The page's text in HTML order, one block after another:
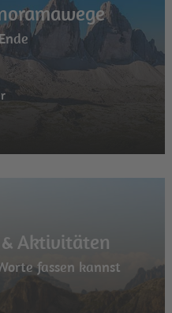
Aktivitäten
fassen kannst